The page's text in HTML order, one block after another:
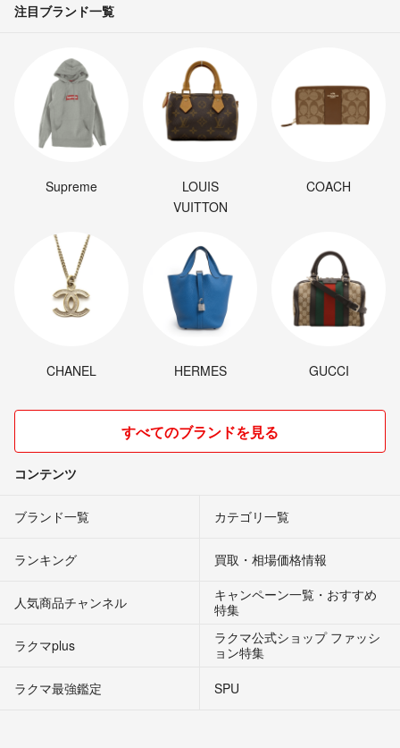
注目ブランド一覧
Supreme
LOUIS
VUITTON
COACH
CHANEL HERMES GUCCI
すべてのブランドを見る
コンテンツ
ブランド一覧 カテゴリ一覧
ランキング 買取・相場価格情報
人気商品チャンネル
キャンペーン一覧・おすすめ
特集
ラクマplus
ラクマ公式ショップ ファッシ
ョン特集
ラクマ最強鑑定
SPU